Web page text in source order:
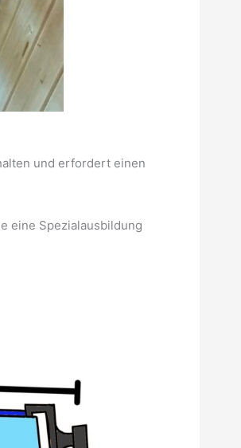
und erfordert einen
eine Spezialausbildung